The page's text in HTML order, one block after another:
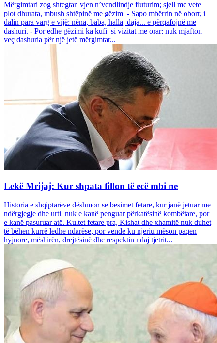
Mërgimtari zog shtegtar, vjen n’vendlindje fluturim; sjell me vete
plot dhurata, mbush shtëpinë me gëzim. - Sapo mbërrin në oborr, i
dalin para varg e vijë: nëna, baba, halla, daja... e përqafojnë me
dashuri. - Por edhe gëzimi ka kufi, si vizitat me orar; nuk mjafton
veç dashuria për një jetë mërgimtar...
Lekë Mrijaj: Kur shpata fillon të ecë mbi ne
Historia e shqiptarëve dëshmon se besimet fetare, kur janë jetuar me
ndërgjegje dhe urti, nuk e kanë penguar përkatësinë kombëtare, por
e kanë pasuruar atë. Kultet fetare pra, Kishat dhe xhamitë nuk duhet
të bëhen kurrë ledhe ndarëse, por vende ku njeriu mëson paqen
hyjnore, mëshirën, drejtësinë dhe respektin ndaj tjetrit...